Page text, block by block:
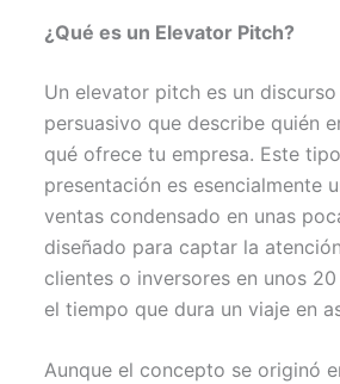
¿Qué es un Elevator Pitch?
Un elevator pitch es un
persuasivo que describe quién
qué ofrece tu empresa. Este
presentación es esencialmente
ventas condensado en unas
diseñado para captar la
clientes o inversores en unos
el tiempo que dura un viaje en
Aunque el concepto se originó